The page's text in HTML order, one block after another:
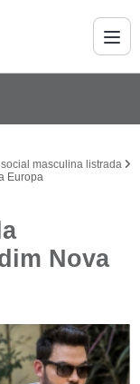
masculina listrada
Europa
Nova